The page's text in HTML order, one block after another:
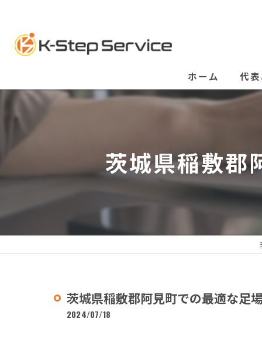
ホーム 代
茨城県稲敷郡
茨城県稲敷郡阿見町での最適な足
2024/07/18